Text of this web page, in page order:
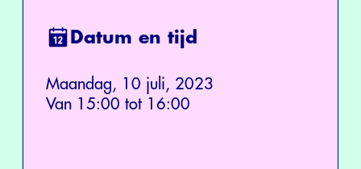
Datum en tijd
Maandag, 10 juli, 2023
Van 15:00 tot 16:00